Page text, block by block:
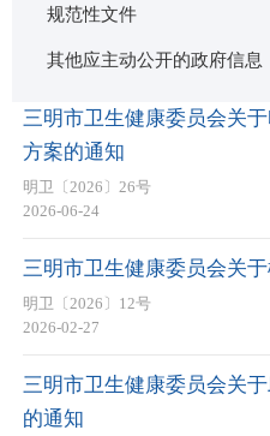
规范性文件
其他应主动公开的政府信息
法定主动公开内容
三明市卫生健康委员会关
方案的通知
明卫〔2026〕26号
2026-06-24
三明市卫生健康委员会关
明卫〔2026〕12号
2026-02-27
三明市卫生健康委员会关
的通知